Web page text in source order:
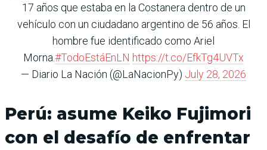
17 años que estaba en la Costanera dentro de un
vehículo con un ciudadano argentino de 56 años. El
hombre fue identificado como Ariel
Morna.#TodoEstáEnLN https://t.co/EfkTg4UVTx
— Diario La Nación (@LaNacionPy) July 28, 2026
Perú: asume Keiko Fujimori
con el desafío de enfrentar